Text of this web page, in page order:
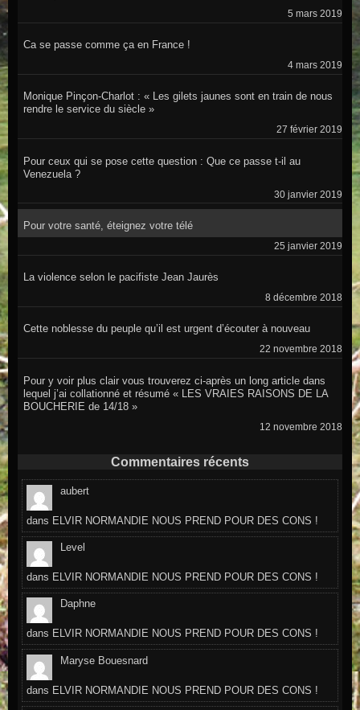
5 mars 2019
Ca se passe comme ça en France !
4 mars 2019
Monique Pinçon-Charlot : « Les gilets jaunes sont en train de nous
rendre le service du siècle »
27 février 2019
Pour ceux qui se pose cette question : Que ce passe t-il au
Venezuela ?
30 janvier 2019
Pour votre santé, éteignez votre télé
25 janvier 2019
La violence selon le pacifiste Jean Jaurès
8 décembre 2018
Cette noblesse du peuple qu’il est urgent d’écouter à nouveau
22 novembre 2018
Pour y voir plus clair vous trouverez ci-après un long article dans
lequel j’ai collationné et résumé « LES VRAIES RAISONS DE LA
BOUCHERIE de 14/18 »
12 novembre 2018
Commentaires récents
aubert
dans ELVIR NORMANDIE NOUS PREND POUR DES CONS !
Level
dans ELVIR NORMANDIE NOUS PREND POUR DES CONS !
Daphne
dans ELVIR NORMANDIE NOUS PREND POUR DES CONS !
Maryse Bouesnard
dans ELVIR NORMANDIE NOUS PREND POUR DES CONS !